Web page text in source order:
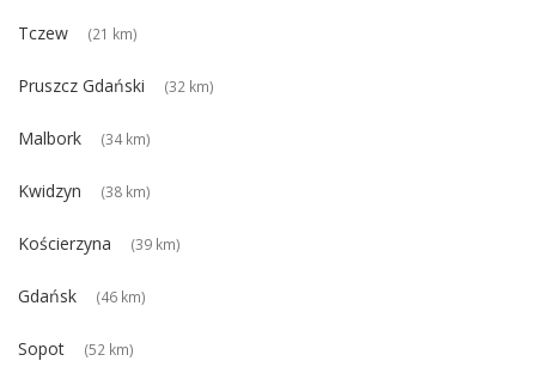
Tczew (21 km)
Pruszcz Gdański (32 km)
Malbork (34 km)
Kwidzyn (38 km)
Kościerzyna (39 km)
Gdańsk (46 km)
Sopot (52 km)